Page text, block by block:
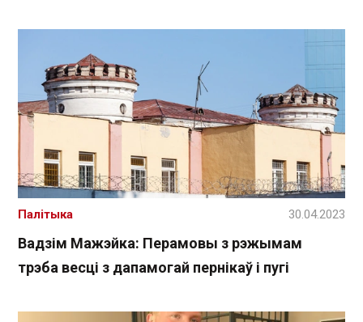
Вадзім Мажэйка: Перамовы з рэжымам
трэба весці з дапамогай пернікаў і пугі
Палітыка 30.04.2023